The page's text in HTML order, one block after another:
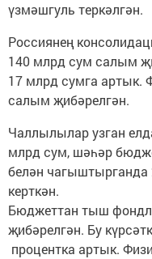
үзмәшгуль теркәлгән.
Россиянең
140 млрд сум салым
17 млрд сумга артык.
салым җибәрелгән.
Чаллылылар узган
млрд сум, шәһәр
белән чагыштырганда
керткән.
Бюджеттан тыш
җибәрелгән. Бу
процентка артык.